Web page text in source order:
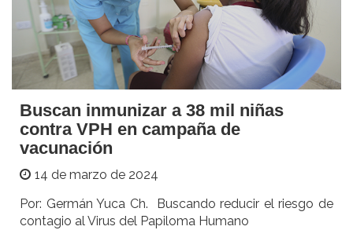
Buscan inmunizar a 38 mil niñas
contra VPH en campaña de
vacunación
14 de marzo de 2024
Por: Germán Yuca Ch. Buscando reducir el riesgo de
contagio al Virus del Papiloma Humano